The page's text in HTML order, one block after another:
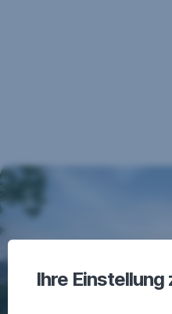
Ihre Einstellung